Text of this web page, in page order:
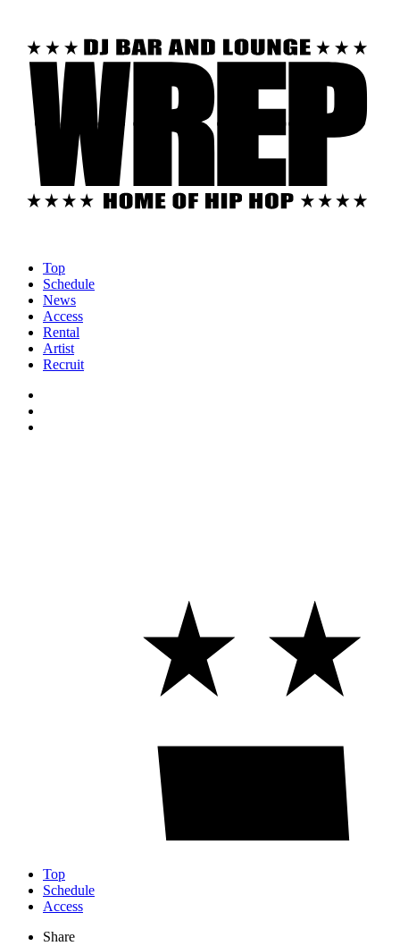
Top
Schedule
News
Access
Rental
Artist
Recruit
Top
Schedule
Access
Share